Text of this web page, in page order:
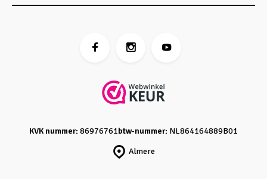
Almere
KVK nummer: 86976761btw-nummer: NL864164889B01